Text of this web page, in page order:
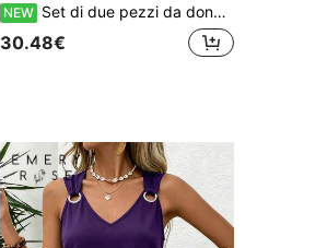
NEW Set di due pezzi da donna, top corto senza maniche con dettaglio a strati e laccio, e gonna lunga con vita elastica, outfit coordinato estivo
30.48€